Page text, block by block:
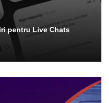
pentru Live Chats